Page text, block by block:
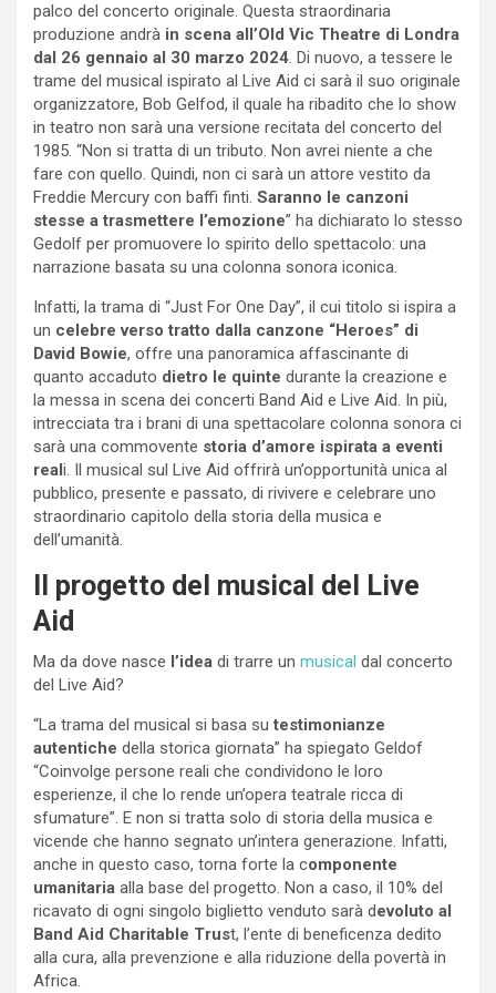
palco del concerto originale. Questa straordinaria
produzione andrà in scena all’Old Vic Theatre di Londra
dal 26 gennaio al 30 marzo 2024. Di nuovo, a tessere le
trame del musical ispirato al Live Aid ci sarà il suo originale
organizzatore, Bob Gelfod, il quale ha ribadito che lo show
in teatro non sarà una versione recitata del concerto del
1985. “Non si tratta di un tributo. Non avrei niente a che
fare con quello. Quindi, non ci sarà un attore vestito da
Freddie Mercury con baffi finti. Saranno le canzoni
stesse a trasmettere l’emozione” ha dichiarato lo stesso
Gedolf per promuovere lo spirito dello spettacolo: una
narrazione basata su una colonna sonora iconica.
Infatti, la trama di “Just For One Day”, il cui titolo si ispira a
un celebre verso tratto dalla canzone “Heroes” di
David Bowie, offre una panoramica affascinante di
quanto accaduto dietro le quinte durante la creazione e
la messa in scena dei concerti Band Aid e Live Aid. In più,
intrecciata tra i brani di una spettacolare colonna sonora ci
sarà una commovente storia d’amore ispirata a eventi
real i. Il musical sul Live Aid offrirà un’opportunità unica al
pubblico, presente e passato, di rivivere e celebrare uno
straordinario capitolo della storia della musica e
dell’umanità.
Il progetto del musical del Live
Aid
Ma da dove nasce l’idea di trarre un musical dal concerto
del Live Aid?
“La trama del musical si basa sutestimonianze
autentiche della storica giornata” ha spiegato Geldof
“Coinvolge persone reali che condividono le loro
esperienze, il che lo rende un’opera teatrale ricca di
sfumature”. E non si tratta solo di storia della musica e
vicende che hanno segnato un’intera generazione. Infatti,
anche in questo caso, torna forte la componente
umanitaria alla base del progetto. Non a caso, il 10% del
ricavato di ogni singolo biglietto venduto sarà devoluto al
Band Aid Charitable Trust, l’ente di beneficenza dedito
alla cura, alla prevenzione e alla riduzione della povertà in
Africa.